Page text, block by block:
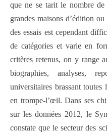
que ne se tarit le nombre de
grandes maisons d’édition
des essais est cependant
de catégories et varie en
critères retenus, on y range
biographies, analyses,
universitaires brassant
en trompe-l’œil. Dans ses
sur les données 2012, le
constate que le secteur des